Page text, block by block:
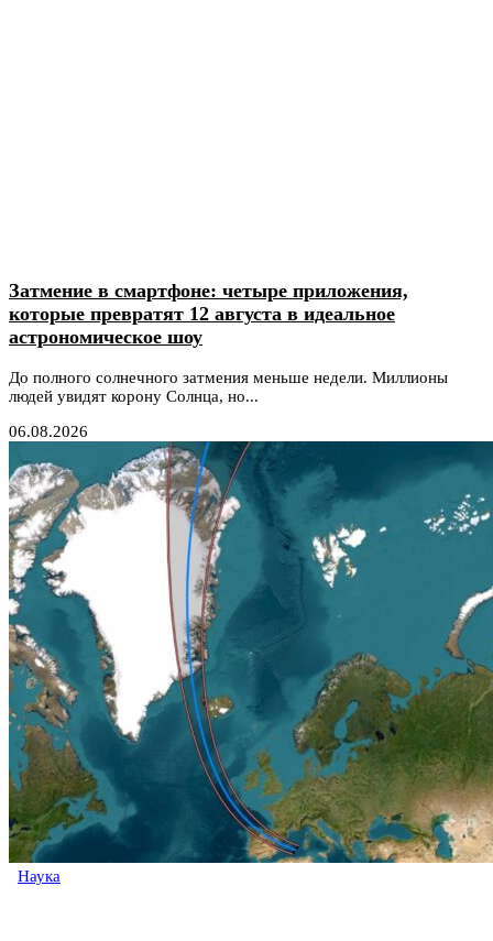
Затмение в смартфоне: четыре приложения,
которые превратят 12 августа в идеальное
астрономическое шоу
До полного солнечного затмения меньше недели. Миллионы
людей увидят корону Солнца, но...
06.08.2026
Наука